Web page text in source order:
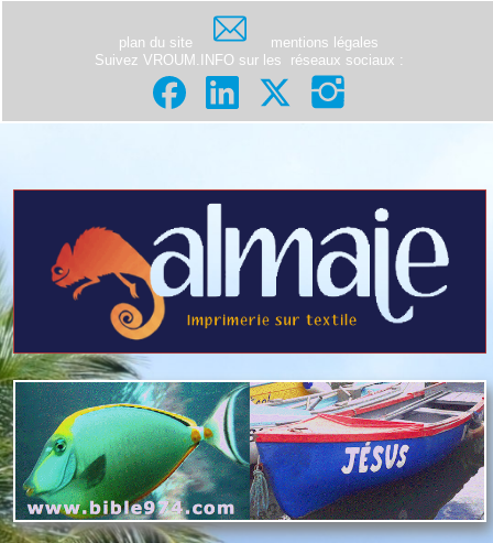
plan du site
mentions légales
Suivez VROUM.INFO sur les
réseaux sociaux :